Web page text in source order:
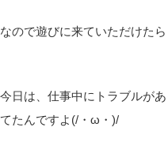
なので遊びに来ていただけた
今日は、仕事中にトラブルが
てたんですよ(/・ω・)/